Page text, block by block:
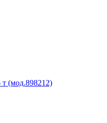
(мод.898212)